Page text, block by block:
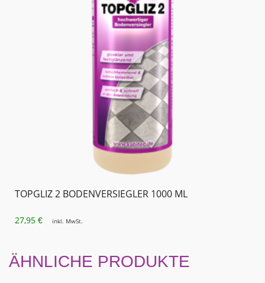
TOPGLIZ 2 BODENVERSIEGLER 1000 ML
27,95 € inkl. MwSt.
ÄHNLICHE PRODUKTE